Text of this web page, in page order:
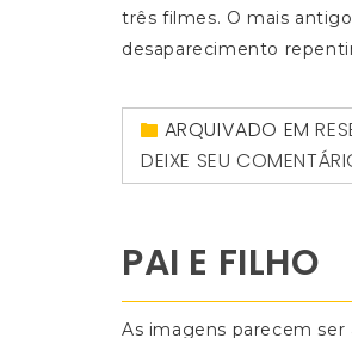
três filmes. O mais
desaparecimento
ARQUIVADO EM
DEIXE SEU
PAI E FILHO
As imagens parecem ser